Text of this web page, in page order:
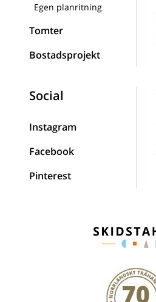
Egen planritning
Tomter
Bostadsprojekt
Social
Instagram
Facebook
Pinterest